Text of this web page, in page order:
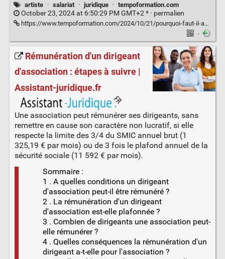
artiste · salariat · juridique · tempoformation.com
October 23, 2024 at 6:50:29 PM GMT+2 * · permalien
https://www.tempoformation.com/2024/10/21/pourquoi-faut-il-absolument-payer-un-artiste-qui-monte-sur-scene-une-question-de-legalite-et-de-securite/
·
Rémunération d'un dirigeant
d'association : étapes à suivre |
Assistant-juridique.fr
Une association peut rémunérer ses dirigeants, sans
remettre en cause son caractère non lucratif, si elle
respecte la limite des 3/4 du SMIC annuel brut (1
325,19 € par mois) ou de 3 fois le plafond annuel de la
sécurité sociale (11 592 € par mois).
Sommaire :
1 . A quelles conditions un dirigeant
d'association peut-il être rémunéré ?
2 . La rémunération d'un dirigeant
d'association est-elle plafonnée ?
3 . Combien de dirigeants une association peut-
elle rémunérer ?
4 . Quelles conséquences la rémunération d'un
dirigeant a-t-elle pour l'association ?